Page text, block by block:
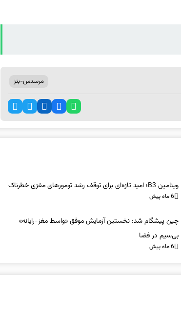
مرسدس-بنز
ویتامین B3؛ امید تازه‌ای برای توقف رشد تومورهای مغزی خطرناک
6 ماه پیش
چین پیشگام شد: نخستین آزمایش موفق «واسط مغز-رایانه»
بی‌سیم در فضا
6 ماه پیش